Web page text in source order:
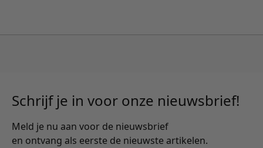
Schrijf je in voor onze nieuwsbrief!
Meld je nu aan voor de nieuwsbrief
en ontvang als eerste de nieuwste artikelen.